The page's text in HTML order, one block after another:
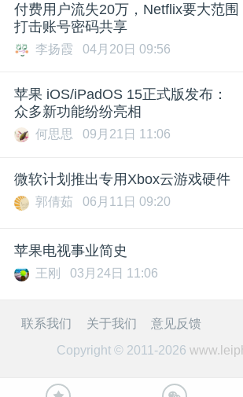
付费用户流失20万，Netflix要大范围
打击账号密码共享
李扬霞 04月20日 09:56
苹果 iOS/iPadOS 15正式版发布：
众多新功能纷纷亮相
何思思 09月21日 11:06
微软计划推出专用Xbox云游戏硬件
郭倩茹 06月11日 09:20
苹果电视事业简史
王刚 03月24日 11:06
联系我们 关于我们
意见反馈
Copyright © 2011-2026